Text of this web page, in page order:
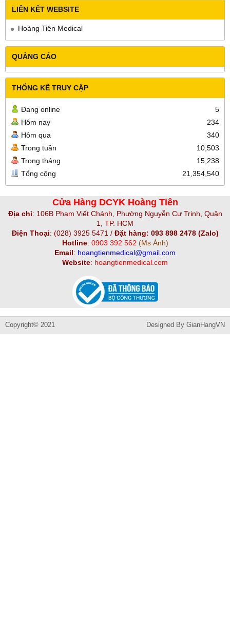
LIÊN KẾT WEBSITE
Hoàng Tiên Medical
QUẢNG CÁO
THỐNG KÊ TRUY CẬP
Đang online
5
Hôm nay
234
Hôm qua
340
Trong tuần
10,503
Trong tháng
15,238
Tổng cộng
21,354,540
Cửa Hàng DCYK Hoàng Tiên
Địa chỉ: 106B Phạm Viết Chánh, Phường Nguyễn Cư Trinh, Quận
1, TP. HCM
Điện Thoại: (028) 3925 5471 / Đặt hàng: 093 898 2478 (Zalo)
Hotline: 0903 392 562 (Ms Ảnh)
Email: hoangtienmedical@gmail.com
Website: hoangtienmedical.com
Copyright© 2021 Designed By GianHangVN